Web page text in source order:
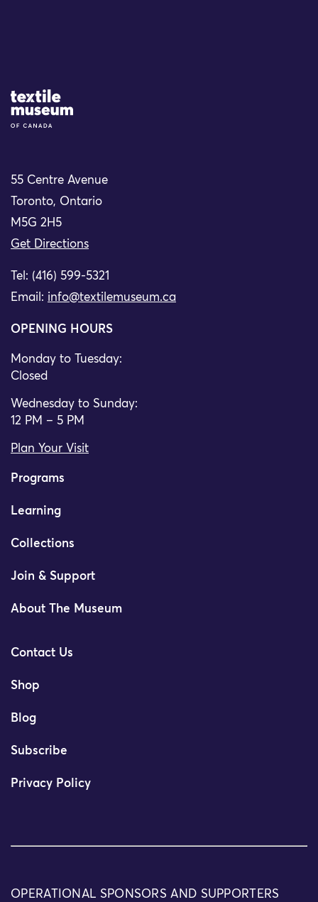
Site Logo
55 Centre Avenue
Toronto, Ontario
M5G 2H5
Get Directions
Tel: (416) 599-5321
Email: info@textilemuseum.ca
OPENING HOURS
Monday to Tuesday:
Closed
Wednesday to Sunday:
12 PM – 5 PM
Plan Your Visit
Programs
Learning
Collections
Join & Support
About The Museum
Contact Us
Shop
Blog
Subscribe
Privacy Policy
OPERATIONAL SPONSORS AND SUPPORTERS